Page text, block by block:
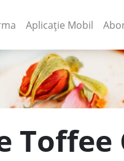
(current)
Aplicație Mobil